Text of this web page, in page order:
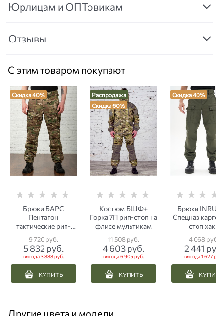
Юрлицам и ОПТовикам
Отзывы
С этим товаром покупают
Скидка 40%
Брюки БАРС
Пентагон
тактические рип-
стоп мультикам
9 720 руб.
5 832 руб.
выгода3 888 руб.
КУПИТЬ
Распродажа
Скидка 60%
Костюм БШФ+
Горка 7П рип-стоп на
флисе мультикам
11 508 руб.
4 603 руб.
выгода6 905 руб.
КУПИТЬ
Скидка 40%
Брюки
Спецназ
стоп хаки
4 068 руб.
2 441
выгода1 627
Другие цвета и модели